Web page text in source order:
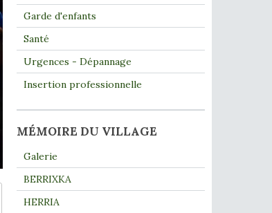
Garde d'enfants
Santé
Urgences - Dépannage
Insertion professionnelle
MÉMOIRE DU VILLAGE
Galerie
BERRIXKA
HERRIA